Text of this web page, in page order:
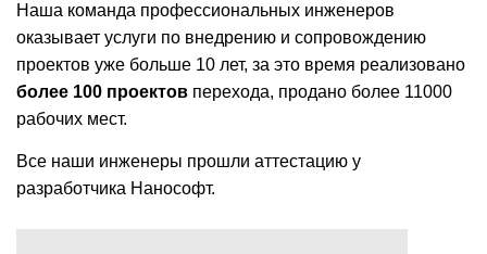
Наша команда профессиональных инженеров
оказывает услуги по внедрению и сопровождению
проектов уже больше 10 лет, за это время реализовано
более 100 проектов перехода, продано более 11000
рабочих мест.
Все наши инженеры прошли аттестацию у
разработчика Нанософт.